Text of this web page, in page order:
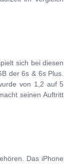
sich bei diesen
der 6s & 6s Plus.
von 1,2 auf 5
seinen Auftritt
Das iPhone